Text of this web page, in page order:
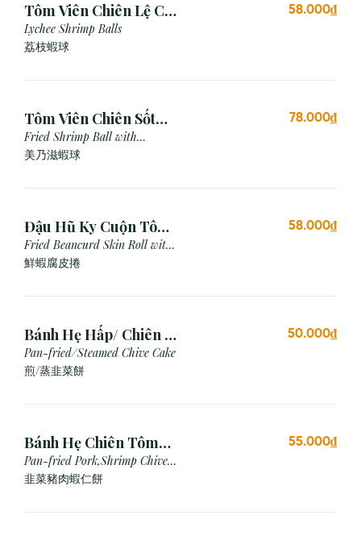
Tôm Viên Chiên Lệ Chi
(3 viên)
Lychee Shrimp Balls
荔枝蝦球
58.000₫
Tôm Viên Chiên Sốt
Mayonnaise (3 viên)
Fried Shrimp Ball with
Mayonnaise Sauce
美乃滋蝦球
78.000₫
Đậu Hũ Ky Cuộn Tôm
Chiên (3 cái)
Fried Beancurd Skin Roll with
Shrimp
鮮蝦腐皮捲
58.000₫
Bánh Hẹ Hấp/ Chiên (3
Cái)
Pan-fried/Steamed Chive Cake
煎/蒸韭菜餅
50.000₫
Bánh Hẹ Chiên Tôm
Thịt
Pan-fried Pork,Shrimp Chive
Cake
韭菜豬肉蝦仁餅
55.000₫